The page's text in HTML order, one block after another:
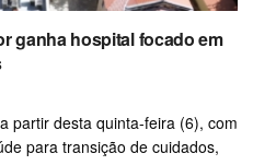
ganha hospital focado em
partir desta quinta-feira (6), com
para transição de cuidados,